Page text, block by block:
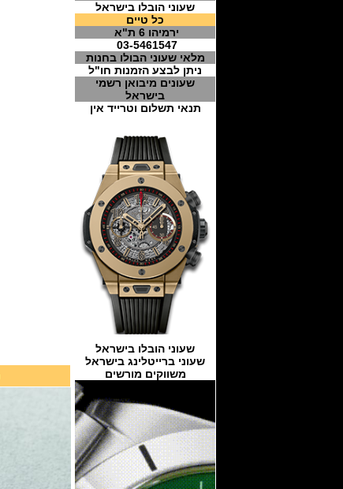
שעוני הובלו בישראל
כל טיים
ירמיהו 6 ת"א
03-5461547
מלאי שעוני הבולו בחנות
ניתן לבצע הזמנות חו"ל
שעונים מיבואן רשמי
בישראל
תנאי תשלום וטרייד אין
שעוני הובלו בישראל
שעוני ברייטלינג בישראל
משווקים מורשים